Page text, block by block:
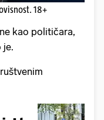
18+
kao političara,
je.